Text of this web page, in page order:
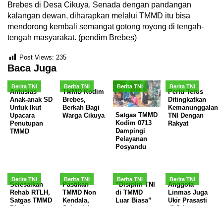
Brebes di Desa Cikuya. Senada dengan pandangan
kalangan dewan, diharapkan melalui TMMD itu bisa
mendorong kembali semangat gotong royong di tengah-
tengah masyarakat. (pendim Brebes)
Post Views: 235
Baca Juga
Berita TNI
Antusias
Anak-anak SD
Untuk Ikut
Upacara
Penutupan
TMMD
Berita TNI
TMMD Kodim
Brebes,
Berkah Bagi
Warga Cikuya
Berita TNI
Satgas TMMD
Kodim 0713
Dampingi
Pelayanan
Posyandu
Berita TNI
Perlu Terus
Ditingkatkan
Kemanunggalan
TNI Dengan
Rakyat
Berita TNI
Selesaikan
Rehab RTLH,
Satgas TMMD
Berita TNI
Pastikan
TMMD Non
Kendala,
Berita TNI
”Disiplin TNI
di TMMD
Luar Biasa”
Berita TNI
Anggota
Linmas Juga
Ukir Prasasti